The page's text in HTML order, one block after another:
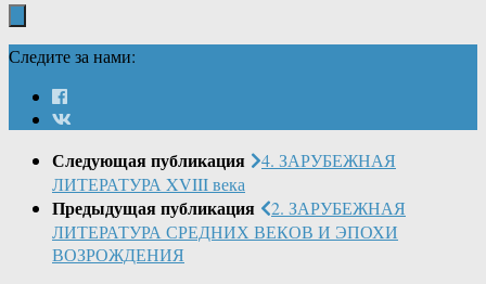
Следите за нами:
Следующая публикация
4. ЗАРУБЕЖНАЯ
ЛИТЕРАТУРА XVIII века
Предыдущая публикация
2. ЗАРУБЕЖНАЯ
ЛИТЕРАТУРА СРЕДНИХ ВЕКОВ И ЭПОХИ
ВОЗРОЖДЕНИЯ